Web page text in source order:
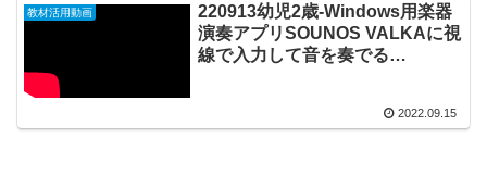
教材活用動画
220913幼児2歳-Windows用楽器
演奏アプリSOUNOS VALKAに視
線で入力して音を奏でる
2022.09.15